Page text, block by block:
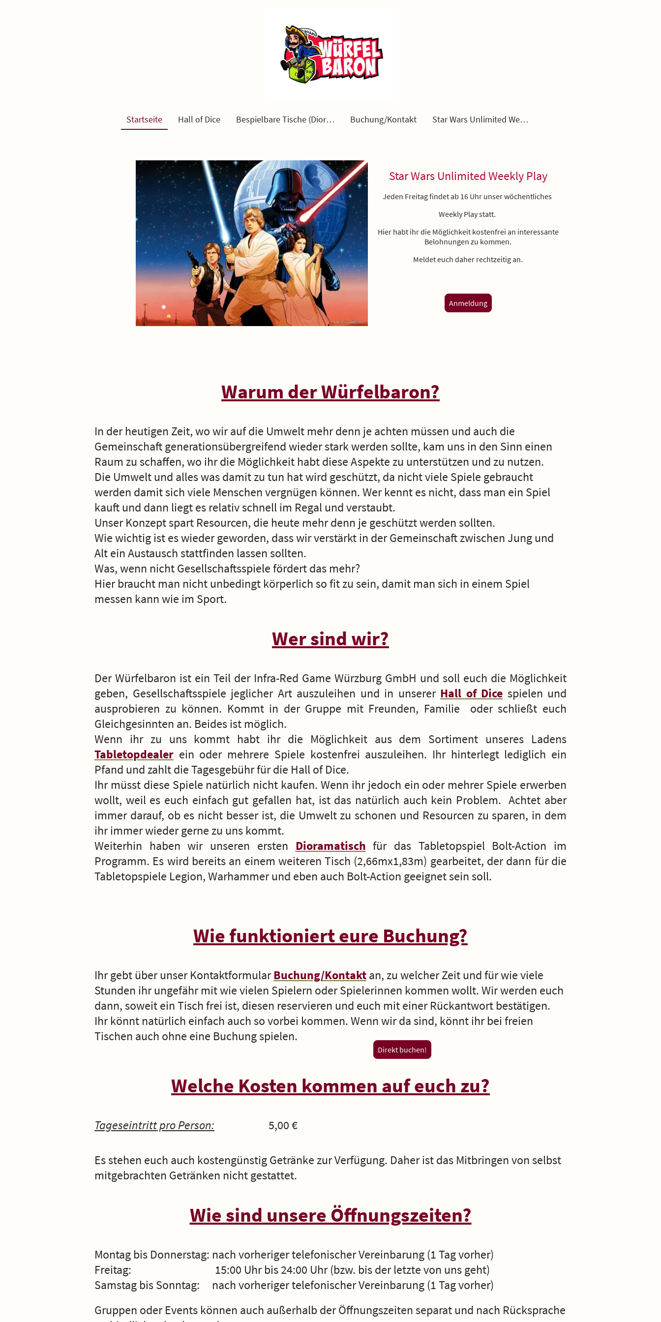
Startseite Hall of Dice Bespielbare Tische (Diorama) Buchung/Kontakt Star Wars Unlimited Weekly Play
Star Wars Unlimited Weekly Play
Jeden Freitag findet ab 16 Uhr unser wöchentliches
Weekly Play statt.
Hier habt ihr die Möglichkeit kostenfrei an interessante
Belohnungen zu kommen.
Meldet euch daher rechtzeitig an.
Anmeldung
Warum der Würfelbaron?
In der heutigen Zeit, wo wir auf die Umwelt mehr denn je achten müssen und auch die
Gemeinschaft generationsübergreifend wieder stark werden sollte, kam uns in den Sinn einen
Raum zu schaffen, wo ihr die Möglichkeit habt diese Aspekte zu unterstützen und zu nutzen.
Die Umwelt und alles was damit zu tun hat wird geschützt, da nicht viele Spiele gebraucht
werden damit sich viele Menschen vergnügen können. Wer kennt es nicht, dass man ein Spiel
kauft und dann liegt es relativ schnell im Regal und verstaubt.
Unser Konzept spart Resourcen, die heute mehr denn je geschützt werden sollten.
Wie wichtig ist es wieder geworden, dass wir verstärkt in der Gemeinschaft zwischen Jung und
Alt ein Austausch stattfinden lassen sollten.
Was, wenn nicht Gesellschaftsspiele fördert das mehr?
Hier braucht man nicht unbedingt körperlich so fit zu sein, damit man sich in einem Spiel
messen kann wie im Sport.
Wer sind wir?
Der Würfelbaron ist ein Teil der Infra-Red Game Würzburg GmbH und soll euch die Möglichkeit
geben, Gesellschaftsspiele jeglicher Art auszuleihen und in unserer Hall of Dice spielen und
ausprobieren zu können. Kommt in der Gruppe mit Freunden, Familie oder schließt euch
Gleichgesinnten an. Beides ist möglich.
Wenn ihr zu uns kommt habt ihr die Möglichkeit aus dem Sortiment unseres Ladens
Tabletopdealer ein oder mehrere Spiele kostenfrei auszuleihen. Ihr hinterlegt lediglich ein
Pfand und zahlt die Tagesgebühr für die Hall of Dice.
Ihr müsst diese Spiele natürlich nicht kaufen. Wenn ihr jedoch ein oder mehrer Spiele erwerben
wollt, weil es euch einfach gut gefallen hat, ist das natürlich auch kein Problem. Achtet aber
immer darauf, ob es nicht besser ist, die Umwelt zu schonen und Resourcen zu sparen, in dem
ihr immer wieder gerne zu uns kommt.
Weiterhin haben wir unseren ersten Dioramatisch für das Tabletopspiel Bolt-Action im
Programm. Es wird bereits an einem weiteren Tisch (2,66mx1,83m) gearbeitet, der dann für die
Tabletopspiele Legion, Warhammer und eben auch Bolt-Action geeignet sein soll.
Wie funktioniert eure Buchung?
Ihr gebt über unser KontaktformularBuchung/Kontaktan, zu welcher Zeit und für wie viele
Stunden ihr ungefähr mit wie vielen Spielern oder Spielerinnen kommen wollt. Wir werden euch
dann, soweit ein Tisch frei ist, diesen reservieren und euch mit einer Rückantwort bestätigen.
Ihr könnt natürlich einfach auch so vorbei kommen. Wenn wir da sind, könnt ihr bei freien
Tischen auch ohne eine Buchung spielen.
Welche Kosten kommen auf euch zu?
Tageseintritt pro Person: 5,00 €
Es stehen euch auch kostengünstig Getränke zur Verfügung. Daher ist das Mitbringen von selbst
mitgebrachten Getränken nicht gestattet.
Wie sind unsere Öffnungszeiten?
Montag bis Donnerstag: nach vorheriger telefonischer Vereinbarung (1 Tag vorher)
Freitag: 15:00 Uhr bis 24:00 Uhr (bzw. bis der letzte von uns geht)
Samstag bis Sonntag: nach vorheriger telefonischer Vereinbarung (1 Tag vorher)
Gruppen oder Events können auch außerhalb der Öffnungszeiten separat und nach Rücksprache
Direkt buchen!